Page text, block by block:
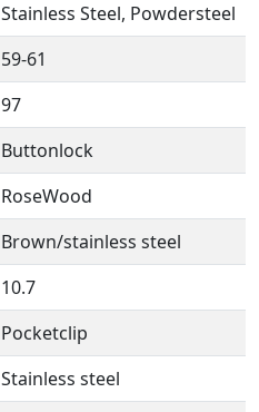
Stainless Steel, Powdersteel
59-61
97
Buttonlock
RoseWood
Brown/stainless steel
10.7
Pocketclip
Stainless steel